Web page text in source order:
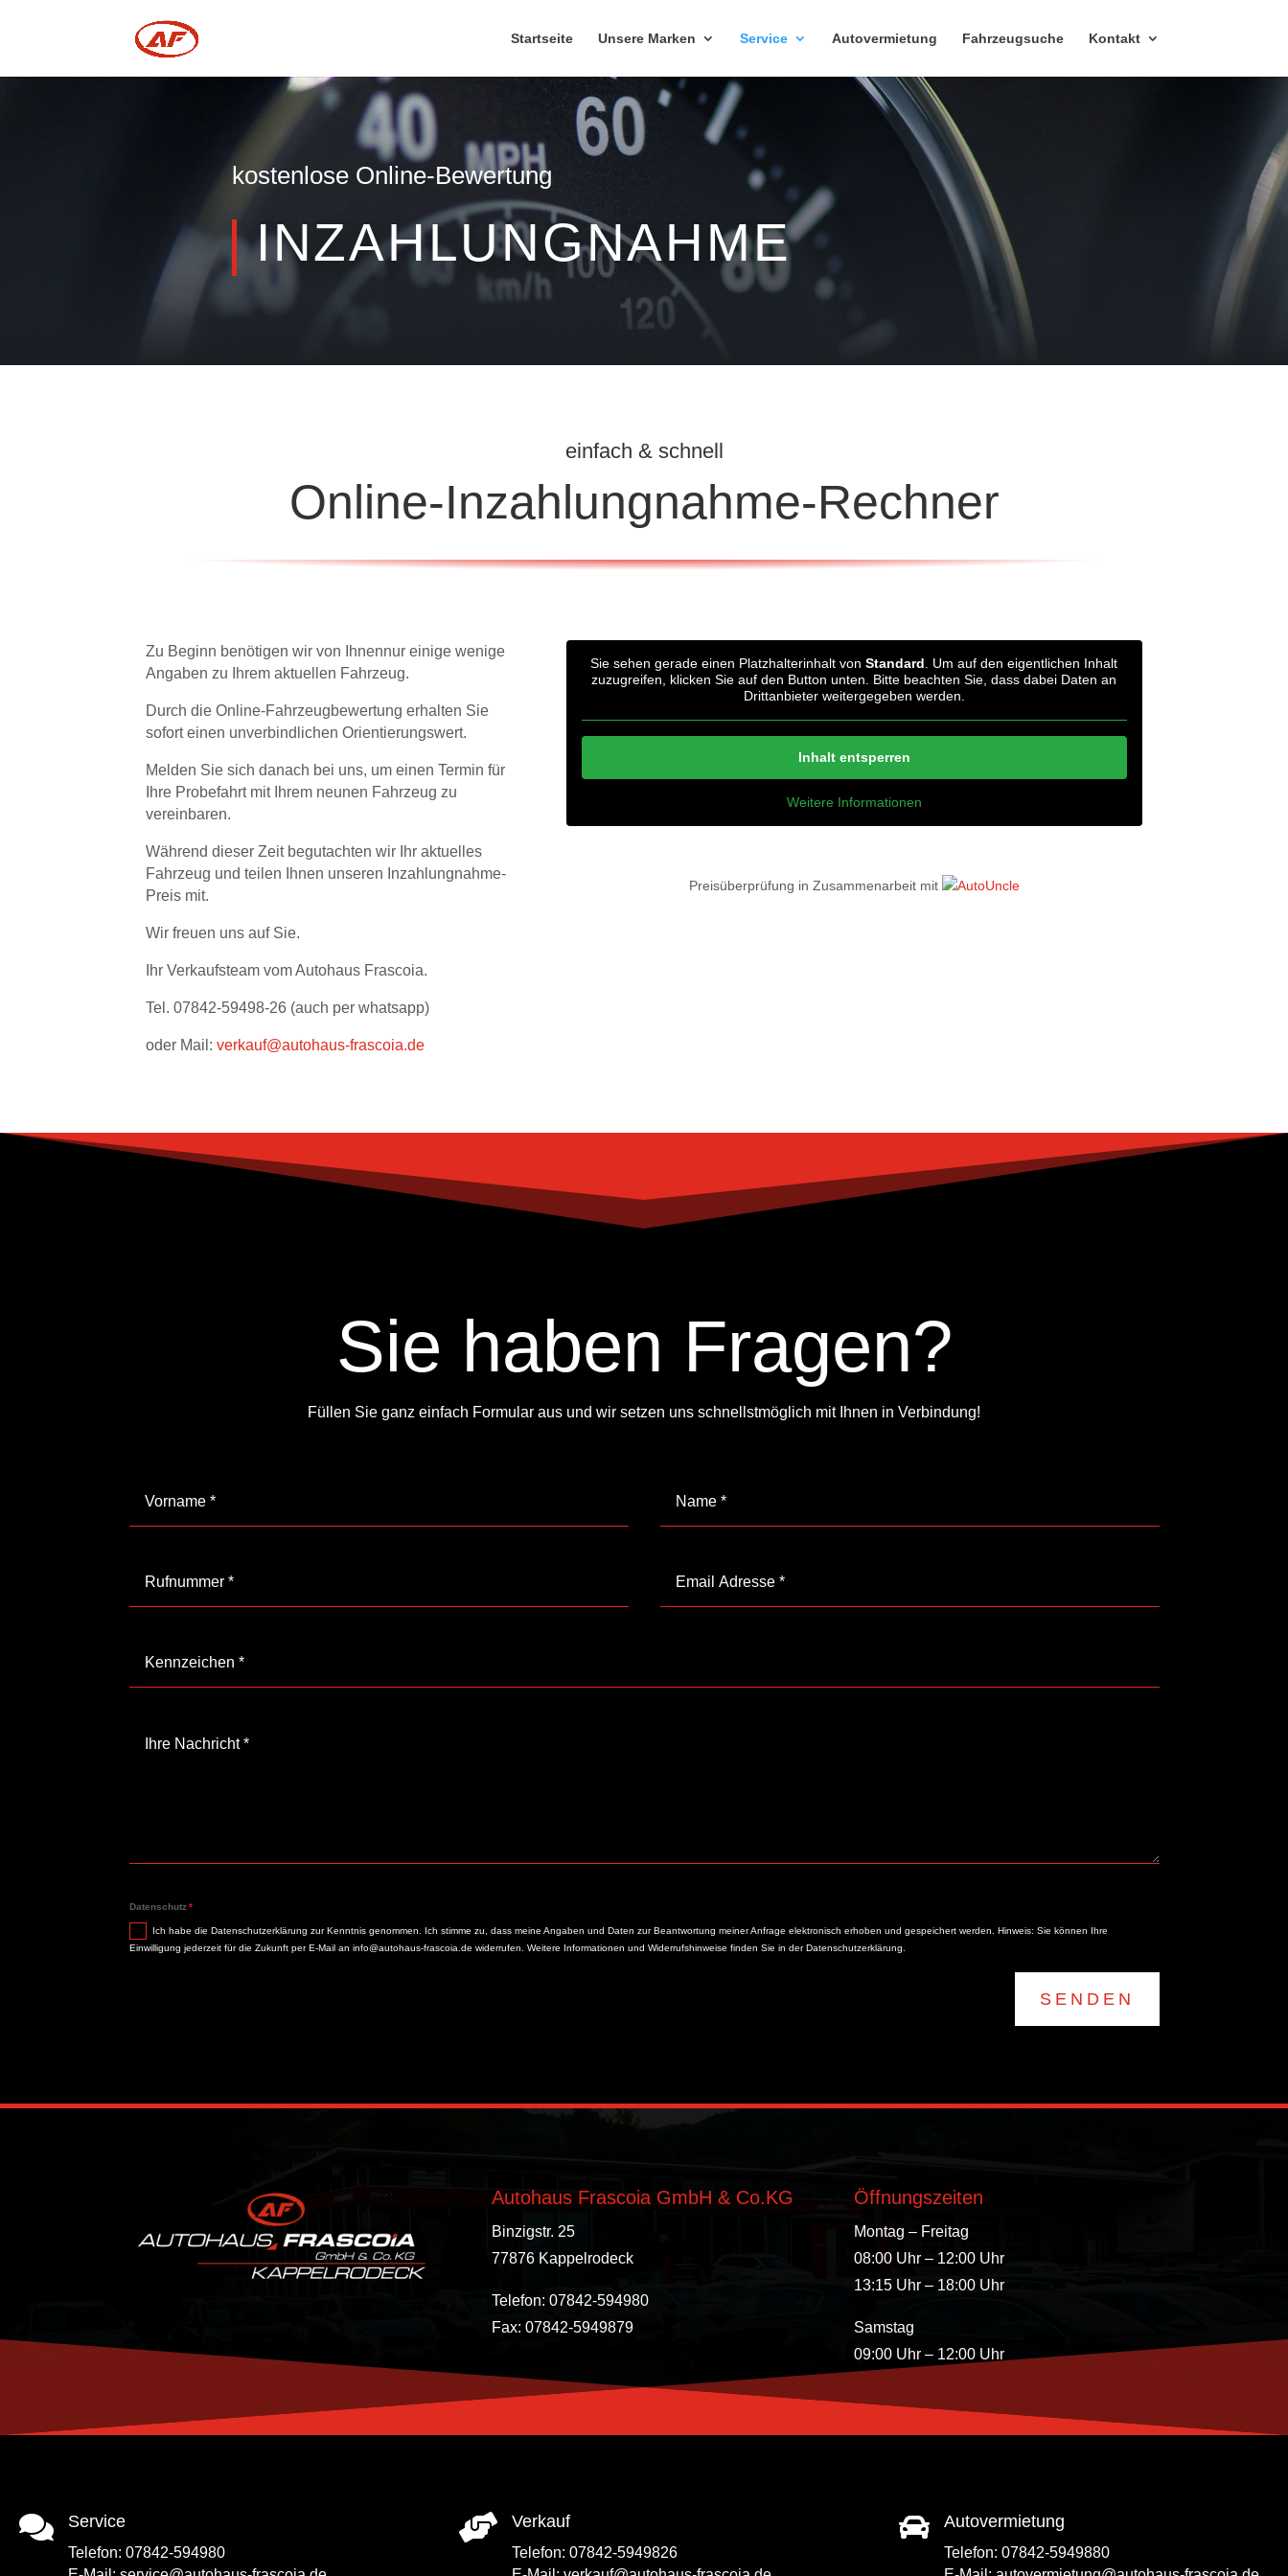
Startseite Unsere Marken Service Autovermietung Fahrzeugsuche Kontakt
kostenlose Online-Bewertung
INZAHLUNGNAHME
einfach & schnell
Online-Inzahlungnahme-Rechner
Zu Beginn benötigen wir von Ihnennur einige wenige
Angaben zu Ihrem aktuellen Fahrzeug.
Durch die Online-Fahrzeugbewertung erhalten Sie
sofort einen unverbindlichen Orientierungswert.
Melden Sie sich danach bei uns, um einen Termin für
Ihre Probefahrt mit Ihrem neunen Fahrzeug zu
vereinbaren.
Während dieser Zeit begutachten wir Ihr aktuelles
Fahrzeug und teilen Ihnen unseren Inzahlungnahme-
Preis mit.
Wir freuen uns auf Sie.
Ihr Verkaufsteam vom Autohaus Frascoia.
Tel. 07842-59498-26 (auch per whatsapp)
oder Mail: verkauf@autohaus-frascoia.de
Sie sehen gerade einen Platzhalterinhalt vonStandard . Um auf den eigentlichen Inhalt
zuzugreifen, klicken Sie auf den Button unten. Bitte beachten Sie, dass dabei Daten an
Drittanbieter weitergegeben werden.
Inhalt entsperren
Weitere Informationen
Preisüberprüfung in Zusammenarbeit mit
Sie haben Fragen?
Füllen Sie ganz einfach Formular aus und wir setzen uns schnellstmöglich mit Ihnen in Verbindung!
Datenschutz
Ich habe die Datenschutzerklärung zur Kenntnis genommen. Ich stimme zu, dass meine Angaben und Daten zur Beantwortung meiner Anfrage elektronisch erhoben und gespeichert werden. Hinweis: Sie können Ihre
Einwilligung jederzeit für die Zukunft per E-Mail an info@autohaus-frascoia.de widerrufen. Weitere Informationen und Widerrufshinweise finden Sie in der Datenschutzerklärung.
SENDEN
Autohaus Frascoia GmbH & Co.KG
Binzigstr. 25
77876 Kappelrodeck
Telefon: 07842-594980
Fax: 07842-5949879
Öffnungszeiten
Montag – Freitag
08:00 Uhr – 12:00 Uhr
13:15 Uhr – 18:00 Uhr
Samstag
09:00 Uhr – 12:00 Uhr
 Service
Telefon:07842-594980
 Verkauf
Telefon: 07842-5949826
 Autovermietung
Telefon: 07842-5949880